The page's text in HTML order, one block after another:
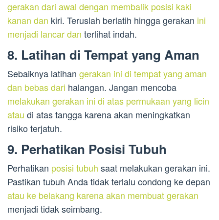
gerakan dari awal dengan membalik posisi kaki
kanan dan kiri. Teruslah berlatih hingga gerakan ini
menjadi lancar dan terlihat indah.
8. Latihan di Tempat yang Aman
Sebaiknya latihan gerakan ini di tempat yang aman
dan bebas dari halangan. Jangan mencoba
melakukan gerakan ini di atas permukaan yang licin
atau di atas tangga karena akan meningkatkan
risiko terjatuh.
9. Perhatikan Posisi Tubuh
Perhatikan posisi tubuh saat melakukan gerakan ini.
Pastikan tubuh Anda tidak terlalu condong ke depan
atau ke belakang karena akan membuat gerakan
menjadi tidak seimbang.